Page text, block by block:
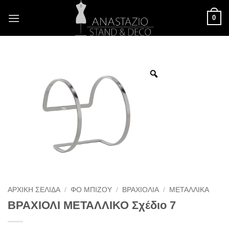
στο
0
ΑΡΧΙΚΉ ΣΕΛΊΔΑ / ΦΟ ΜΠΙΖΟΎ / ΒΡΑΧΙΌΛΙΑ / ΜΕΤΑΛΛΙΚΆ
ΒΡΑΧΙΟΛΙ ΜΕΤΑΛΛΙΚΟ Σχέδιο 7